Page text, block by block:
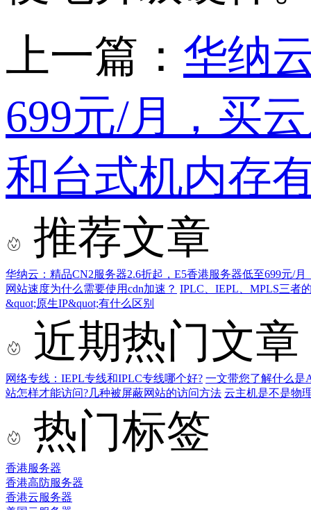
上一篇： 华纳
699元/月，买
和台式机内存
推荐文章
华纳云：精品CN2服务器2.6折起，E5香港服务器低至699元/
网站速度为什么需要使用cdn加速？ IPLC、IEPL、MPLS三者
&quot;原生IP&quot;有什么区别
近期热门文章
网络专线：IEPL专线和IPLC专线哪个好? 一文带您了解什么是
站怎样才能访问?几种被屏蔽网站的访问方法 云主机是不是物
热门标签
香港服务器
香港高防服务器
香港云服务器